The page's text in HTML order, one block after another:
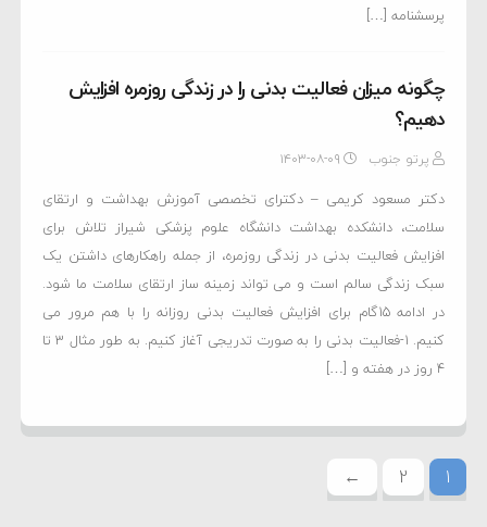
پرسشنامه […]
چگونه میزان فعالیت بدنی را در زندگی روزمره افزایش
دهیم؟
پرتو جنوب ۱۴۰۳-۰۸-۰۹
دکتر مسعود کریمی – دکترای تخصصی آموزش بهداشت و ارتقای
سلامت، دانشکده بهداشت دانشگاه علوم پزشکی شیراز تلاش برای
افزایش فعالیت بدنی در زندگی روزمره، از جمله راهکارهای داشتن یک
سبک زندگی سالم است و می تواند زمینه ساز ارتقای سلامت ما شود.
در ادامه 15گام برای افزایش فعالیت بدنی روزانه را با هم مرور می
کنیم. 1-فعالیت بدنی را به صورت تدریجی آغاز کنیم. به طور مثال 3 تا
4 روز در هفته و […]
1
2
←